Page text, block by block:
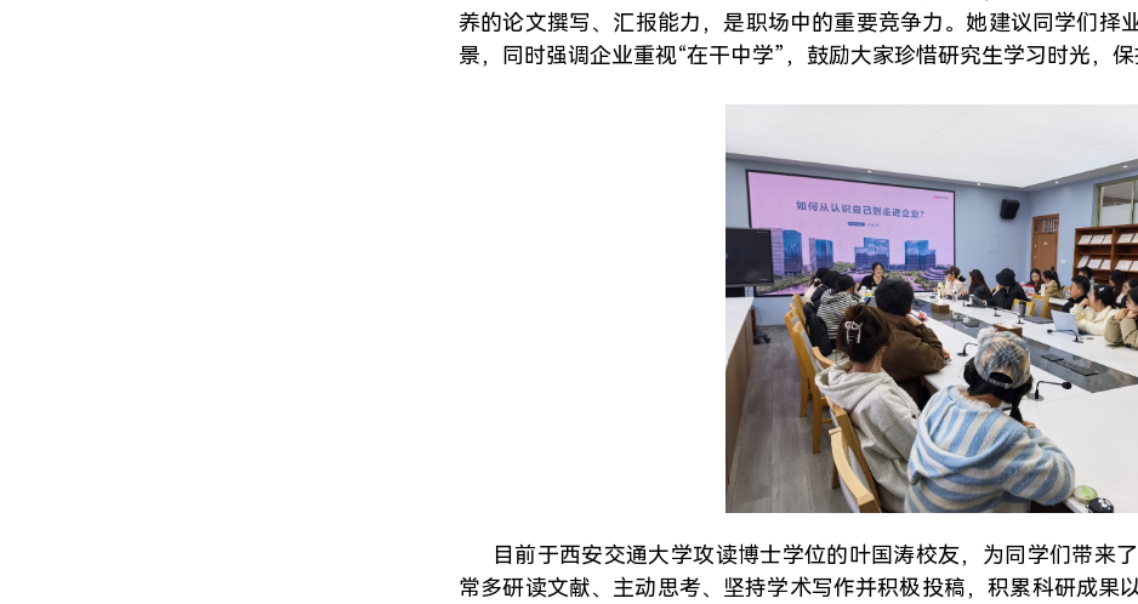
养的论文撰写、汇报能力，是职场中的重要竞争力。她建议同学们择
景，同时强调企业重视“在干中学”，鼓励大家珍惜研究生学习时光，
目前于西安交通大学攻读博士学位的叶国涛校友，为同学们带来
常多研读文献、主动思考、坚持学术写作并积极投稿，积累科研成果